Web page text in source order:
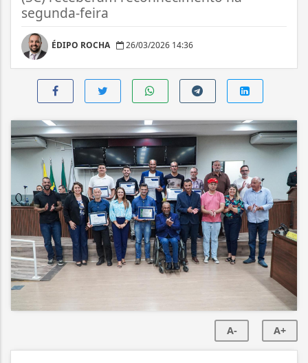
segunda-feira
ÉDIPO ROCHA 26/03/2026 14:36
A- A+